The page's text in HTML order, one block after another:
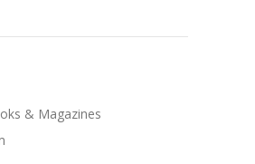
& Magazines